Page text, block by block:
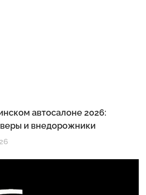
автосалоне 2026:
и внедорожники